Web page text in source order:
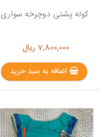
کوله پشتی دوچرخه سواری
7,800,000 ریال
اضافه به سبد خرید